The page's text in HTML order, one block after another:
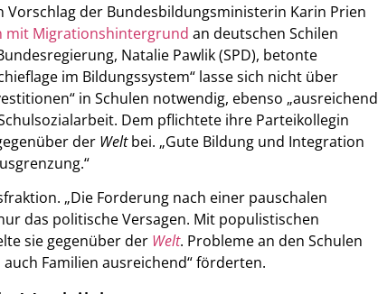
Vorschlag der Bundesbildungsministerin Karin Prien
mit Migrationshintergrund an deutschen Schilen
Natalie Pawlik (SPD), betonte
im Bildungssystem“ lasse sich nicht über
in Schulen notwendig, ebenso „ausreichend
Dem pflichtete ihre Parteikollegin
der Weltbei. „Gute Bildung und Integration
„Die Forderung nach einer pauschalen
das politische Versagen. Mit populistischen
sie gegenüber der Welt. Probleme an den Schulen
Familien ausreichend“ förderten.